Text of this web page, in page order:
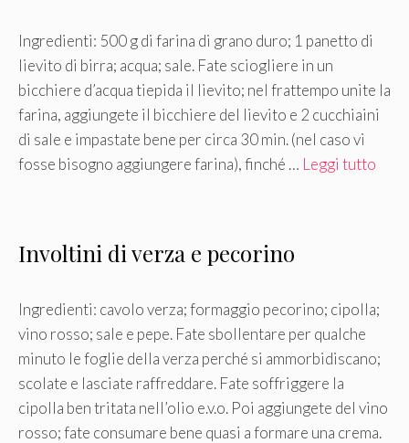
Ingredienti: 500 g di farina di grano duro; 1 panetto di
lievito di birra; acqua; sale. Fate sciogliere in un
bicchiere d’acqua tiepida il lievito; nel frattempo unite la
farina, aggiungete il bicchiere del lievito e 2 cucchiaini
di sale e impastate bene per circa 30 min. (nel caso vi
fosse bisogno aggiungere farina), finché … Leggi tutto
Involtini di verza e pecorino
Ingredienti: cavolo verza; formaggio pecorino; cipolla;
vino rosso; sale e pepe. Fate sbollentare per qualche
minuto le foglie della verza perché si ammorbidiscano;
scolate e lasciate raffreddare. Fate soffriggere la
cipolla ben tritata nell’olio e.v.o. Poi aggiungete del vino
rosso; fate consumare bene quasi a formare una crema.